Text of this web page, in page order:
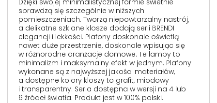
Dzięki swojej minimalistycznej formie świetnie
sprawdzą się szczególnie w niższych
pomieszczeniach. Tworzą niepowtarzalny nastrój,
a delikatne szklane klosze dodają serii BRENDI
elegancji i lekkości. Plafony doskonale oświetlą
nawet duże przestrzenie, doskonale wpisując się
w różnorodne aranżacje domowe. Te lampy to
minimalizm i maksymalny efekt w jednym. Plafony
wykonane są z najwyższej jakości materiałów,
a dostępne kolory kloszy to grafit, miodowy
i transparentny. Seria dostępna w wersji na 4 lub
6 źródeł światła. Produkt jest w 100% polski.